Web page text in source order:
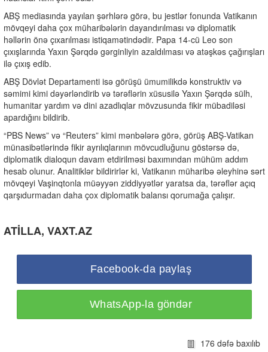
ABŞ mediasında yayılan şərhlərə görə, bu jestlər fonunda Vatikanın
mövqeyi daha çox müharibələrin dayandırılması və diplomatik
həllərin önə çıxarılması istiqamətindədir. Papa 14-cü Leo son
çıxışlarında Yaxın Şərqdə gərginliyin azaldılması və atəşkəs çağırışları
ilə çıxış edib.
ABŞ Dövlət Departamenti isə görüşü ümumilikdə konstruktiv və
səmimi kimi dəyərləndirib və tərəflərin xüsusilə Yaxın Şərqdə sülh,
humanitar yardım və dini azadlıqlar mövzusunda fikir mübadiləsi
apardığını bildirib.
“PBS News” və “Reuters” kimi mənbələrə görə, görüş ABŞ-Vatikan
münasibətlərində fikir ayrılıqlarının mövcudluğunu göstərsə də,
diplomatik dialoqun davam etdirilməsi baxımından mühüm addım
hesab olunur. Analitiklər bildirirlər ki, Vatikanın müharibə əleyhinə sərt
mövqeyi Vaşinqtonla müəyyən ziddiyyətlər yaratsa da, tərəflər açıq
qarşıdurmadan daha çox diplomatik balansı qorumağa çalışır.
ATİLLA, VAXT.AZ
Facebook-da paylaş
WhatsApp-la göndər
176 dəfə baxılıb